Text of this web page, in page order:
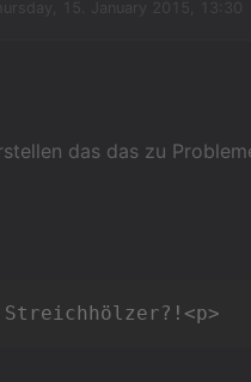
das das zu